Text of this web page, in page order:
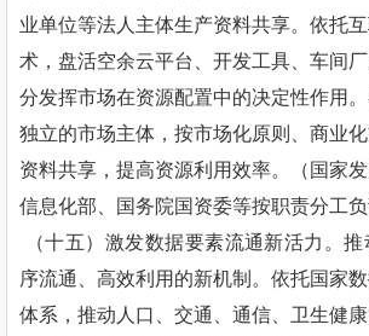
业单位等法人主体生产资料共享。依托
术，盘活空余云平台、开发工具、车间
分发挥市场在资源配置中的决定性作用
独立的市场主体，按市场化原则、商业
资料共享，提高资源利用效率。（国家
信息化部、国务院国资委等按职责分工负
（十五）激发数据要素流通新活力。
序流通、高效利用的新机制。依托国家
体系，推动人口、交通、通信、卫生健